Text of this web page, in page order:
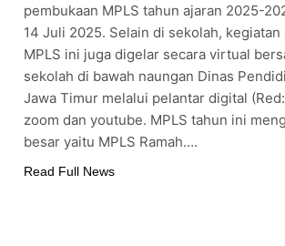
pembukaan MPLS tahun ajaran 2025-
14 Juli 2025. Selain di sekolah, kegiatan
MPLS ini juga digelar secara virtual
sekolah di bawah naungan Dinas
Jawa Timur melalui pelantar digital
zoom dan youtube. MPLS tahun ini
besar yaitu MPLS Ramah….
Read Full News